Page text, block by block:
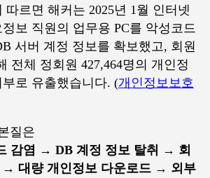
따르면 해커는 2025년 1월 인터넷
보 직원의 업무용 PC를 악성코드
서버 계정 정보를 확보했고, 회원
전체 정회원 427,464명의 개인정
로 유출했습니다. (개인정보보호
질은
감염 → DB 계정 정보 탈취 → 회
→ 대량 개인정보 다운로드 → 외부